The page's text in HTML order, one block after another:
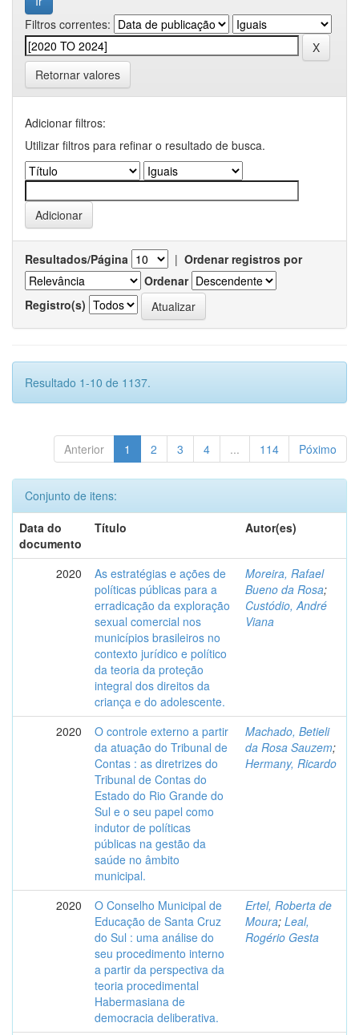
Filtros correntes:
Retornar valores
Adicionar filtros:
Utilizar filtros para refinar o resultado de busca.
Resultados/Página | Ordenar registros por
Ordenar
Registro(s)
Resultado 1-10 de 1137.
Anterior 1 2 3 4 ... 114 Póximo
Conjunto de itens:
Data do
documento
Título Autor(es)
2020
As estratégias e ações de
políticas públicas para a
erradicação da exploração
sexual comercial nos
municípios brasileiros no
contexto jurídico e político
da teoria da proteção
integral dos direitos da
criança e do adolescente.
Moreira, Rafael
Bueno da Rosa;
Custódio, André
Viana
2020
O controle externo a partir
da atuação do Tribunal de
Contas : as diretrizes do
Tribunal de Contas do
Estado do Rio Grande do
Sul e o seu papel como
indutor de políticas
públicas na gestão da
saúde no âmbito
municipal.
Machado, Betieli
da Rosa Sauzem;
Hermany, Ricardo
2020
O Conselho Municipal de
Educação de Santa Cruz
do Sul : uma análise do
seu procedimento interno
a partir da perspectiva da
teoria procedimental
Habermasiana de
democracia deliberativa.
Ertel, Roberta de
Moura; Leal,
Rogério Gesta